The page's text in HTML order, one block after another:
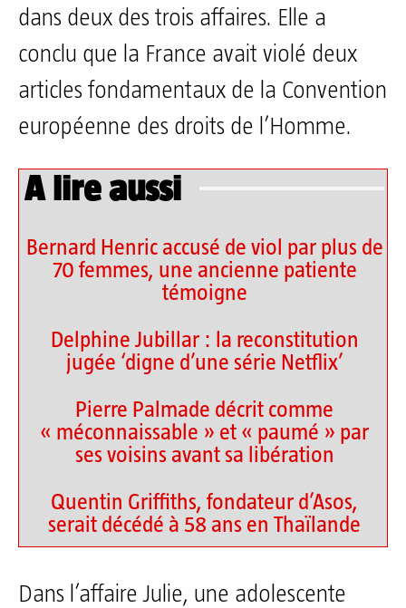
dans deux des trois affaires. Elle a
conclu que la France avait violé deux
articles fondamentaux de la Convention
européenne des droits de l’Homme.
A lire aussi
Bernard Henric accusé de viol par plus de
70 femmes, une ancienne patiente
témoigne
Delphine Jubillar : la reconstitution
jugée ‘digne d’une série Netflix’
Pierre Palmade décrit comme
« méconnaissable » et « paumé » par
ses voisins avant sa libération
Quentin Griffiths, fondateur d’Asos,
serait décédé à 58 ans en Thaïlande
Dans l’affaire Julie, une adolescente